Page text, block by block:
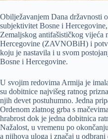
Obilježavanjem Dana državnosti
subjektivitet Bosne i
Zemaljskog antifašističkog vijeća
Hercegovine (ZAVNOBiH) i
koju je nastavila i u svom
Bosne i Hercegovine.
U svojim redovima Armija je
su dobitnice najvišeg ratnog
njih devet postuhumno. Jedna
Ordenom zlatnog grba s
hrabrost dok je jedna dobitnica
Nažalost, u vremenu po
a njihova uloga i značaj u